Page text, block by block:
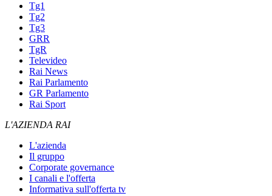
Tg1
Tg2
Tg3
GRR
TgR
Televideo
Rai News
Rai Parlamento
GR Parlamento
Rai Sport
L'AZIENDA RAI
L'azienda
Il gruppo
Corporate governance
I canali e l'offerta
Informativa sull'offerta tv